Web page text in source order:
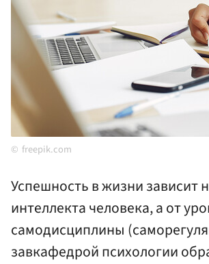
freepik.com
Успешность в жизни зависит
интеллекта человека, а от
самодисциплины
завкафедрой психологии